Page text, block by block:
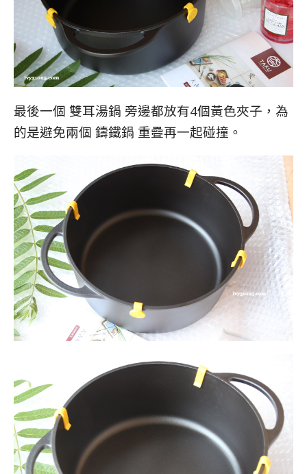
最後一個 雙耳湯鍋 旁邊都放有4個黃色夾子，為
的是避免兩個 鑄鐵鍋 重疊再一起碰撞。